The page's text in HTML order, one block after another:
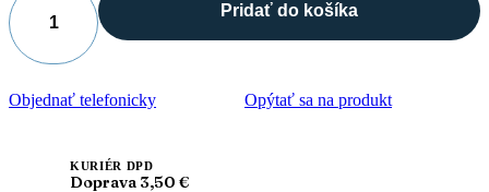
množstvo
MOY
Detox
Fit
Mix
Pridať do košíka
Objednať telefonicky Opýtať sa na produkt
KURIÉR DPD
Doprava 3,50 €